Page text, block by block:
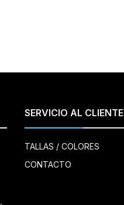
SERVICIO AL CLIENTE
TALLAS / COLORES
CONTACTO